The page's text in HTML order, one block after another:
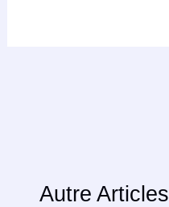
Autre Articles